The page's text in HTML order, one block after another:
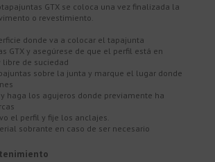
GTX se coloca una vez finalizada la
o revestimiento.
donde va a colocar el tapajunta
GTX y asegúrese de que el perfil está en
libre de suciedad
sobre la junta y marque el lugar donde
haga los agujeros donde previamente ha
el perfil y fije los anclajes.
sobrante en caso de ser necesario